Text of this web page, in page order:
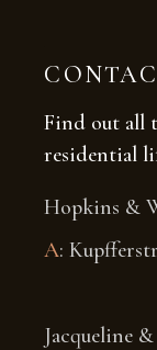
Find out all
residential
Hopkins &
A:
Jacqueline